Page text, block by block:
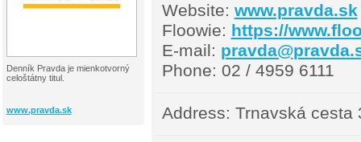
Denník Pravda je mienkotvorný
celoštátny titul.
www.pravda.sk
Website: www.pravda.sk
Floowie: https://
E-mail: pravda@
Phone: 02 / 4959 6111
Address: Trnavská cesta